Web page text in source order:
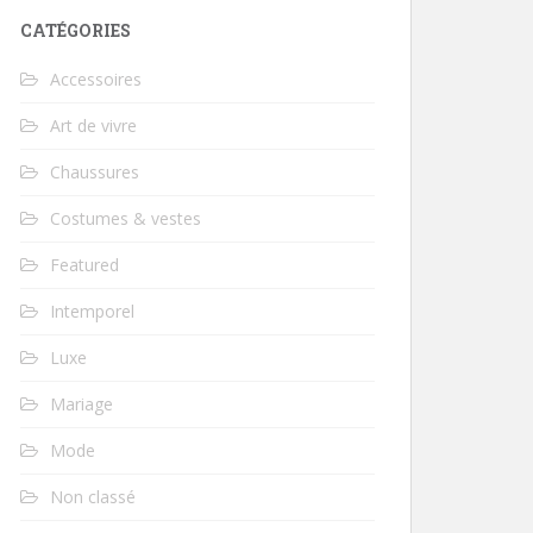
CATÉGORIES
Accessoires
Art de vivre
Chaussures
Costumes & vestes
Featured
Intemporel
Luxe
Mariage
Mode
Non classé